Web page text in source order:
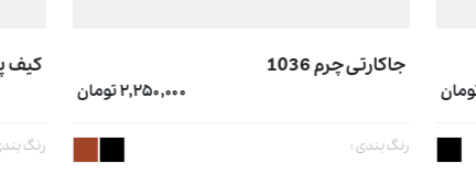
جاکارتی چرم 1036
۲,۲۵۰,۰۰۰ تومان
رنگ بندی :
کیف
رنگ